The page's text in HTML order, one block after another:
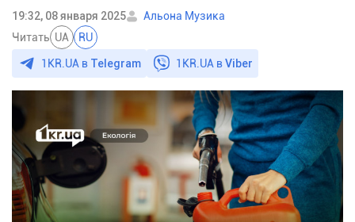
19:32, 08 января 2025
Альона Музика
Читать UA RU
1KR.UA в Telegram 1KR.UA вViber